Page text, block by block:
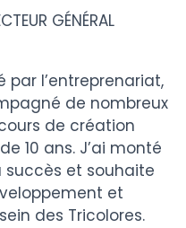
GÉNÉRAL
par l’entreprenariat,
de nombreux
de création
10 ans. J’ai monté
et souhaite
et
des Tricolores.